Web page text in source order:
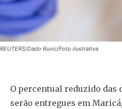
REUTERS/Dado Ruvic/Foto ilustrativa
O percentual reduzido das
serão entregues em